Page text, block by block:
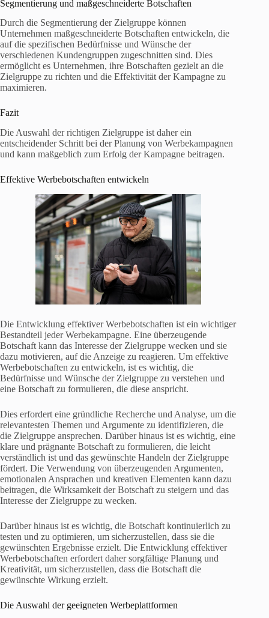
Segmentierung und maßgeschneiderte Botschaften
Durch die Segmentierung der Zielgruppe können
Unternehmen maßgeschneiderte Botschaften entwickeln, die
auf die spezifischen Bedürfnisse und Wünsche der
verschiedenen Kundengruppen zugeschnitten sind. Dies
ermöglicht es Unternehmen, ihre Botschaften gezielt an die
Zielgruppe zu richten und die Effektivität der Kampagne zu
maximieren.
Fazit
Die Auswahl der richtigen Zielgruppe ist daher ein
entscheidender Schritt bei der Planung von Werbekampagnen
und kann maßgeblich zum Erfolg der Kampagne beitragen.
Effektive Werbebotschaften entwickeln
Die Entwicklung effektiver Werbebotschaften ist ein wichtiger
Bestandteil jeder Werbekampagne. Eine überzeugende
Botschaft kann das Interesse der Zielgruppe wecken und sie
dazu motivieren, auf die Anzeige zu reagieren. Um effektive
Werbebotschaften zu entwickeln, ist es wichtig, die
Bedürfnisse und Wünsche der Zielgruppe zu verstehen und
eine Botschaft zu formulieren, die diese anspricht.
Dies erfordert eine gründliche Recherche und Analyse, um die
relevantesten Themen und Argumente zu identifizieren, die
die Zielgruppe ansprechen. Darüber hinaus ist es wichtig, eine
klare und prägnante Botschaft zu formulieren, die leicht
verständlich ist und das gewünschte Handeln der Zielgruppe
fördert. Die Verwendung von überzeugenden Argumenten,
emotionalen Ansprachen und kreativen Elementen kann dazu
beitragen, die Wirksamkeit der Botschaft zu steigern und das
Interesse der Zielgruppe zu wecken.
Darüber hinaus ist es wichtig, die Botschaft kontinuierlich zu
testen und zu optimieren, um sicherzustellen, dass sie die
gewünschten Ergebnisse erzielt. Die Entwicklung effektiver
Werbebotschaften erfordert daher sorgfältige Planung und
Kreativität, um sicherzustellen, dass die Botschaft die
gewünschte Wirkung erzielt.
Die Auswahl der geeigneten Werbeplattformen